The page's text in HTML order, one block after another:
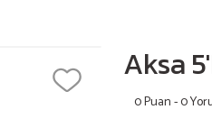
Aksa
0 Puan - 0